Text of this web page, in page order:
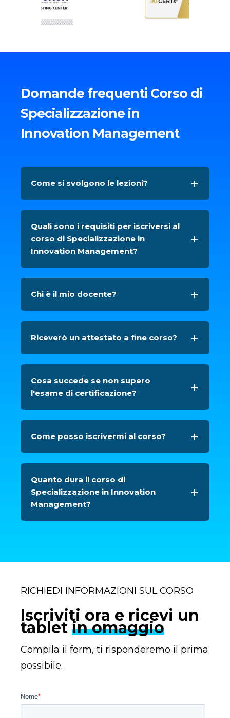
Domande frequenti Corso di
Specializzazione in
Innovation Management
Come si svolgono le lezioni?
Quali sono i requisiti per iscriversi al
corso di Specializzazione in
Innovation Management?
Chi è il mio docente?
Riceverò un attestato a fine corso?
Cosa succede se non supero
l'esame di certificazione?
Come posso iscrivermi al corso?
Quanto dura il corso di
Specializzazione in Innovation
Management?
RICHIEDI INFORMAZIONI SUL CORSO
Iscriviti ora e ricevi un
tablet in omaggio
Compila il form, ti risponderemo il prima
possibile.